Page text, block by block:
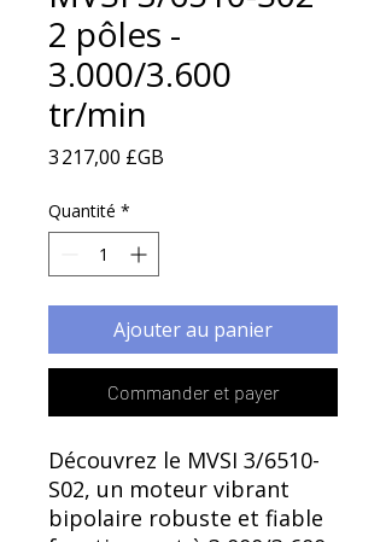
2 pôles -
3.000/3.600
tr/min
3 217,00 £GB
Quantité *
Ajouter au panier
Commander et payer
Découvrez le MVSI 3/6510-
S02, un moteur vibrant
bipolaire robuste et fiable